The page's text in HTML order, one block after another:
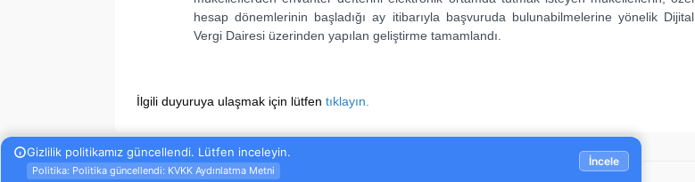
hesap dönemlerinin başladığı ay itibarıyla başvuruda bulunabilmelerine yönelik Dijital
Vergi Dairesi üzerinden yapılan geliştirme tamamlandı.
İlgili duyuruya ulaşmak için lütfen tıklayın.